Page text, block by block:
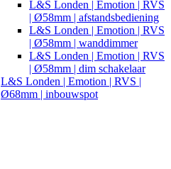
L&S Londen | Emotion | RVS
| Ø58mm | afstandsbediening
L&S Londen | Emotion | RVS
| Ø58mm | wanddimmer
L&S Londen | Emotion | RVS
| Ø58mm | dim schakelaar
L&S Londen | Emotion | RVS |
Ø68mm | inbouwspot